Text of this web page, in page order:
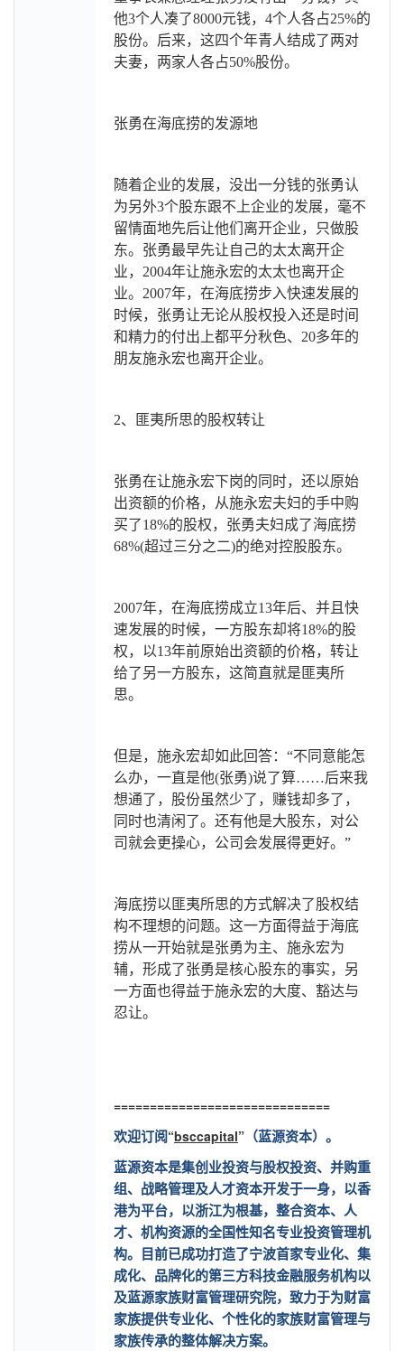
他3个人凑了8000元钱，4个人各占25%的
股份。后来，这四个年青人结成了两对
夫妻，两家人各占50%股份。
张勇在海底捞的发源地
随着企业的发展，没出一分钱的张勇认
为另外3个股东跟不上企业的发展，毫不
留情面地先后让他们离开企业，只做股
东。张勇最早先让自己的太太离开企
业，2004年让施永宏的太太也离开企
业。2007年，在海底捞步入快速发展的
时候，张勇让无论从股权投入还是时间
和精力的付出上都平分秋色、20多年的
朋友施永宏也离开企业。
2、匪夷所思的股权转让
张勇在让施永宏下岗的同时，还以原始
出资额的价格，从施永宏夫妇的手中购
买了18%的股权，张勇夫妇成了海底捞
68%(超过三分之二)的绝对控股股东。
2007年，在海底捞成立13年后、并且快
速发展的时候，一方股东却将18%的股
权，以13年前原始出资额的价格，转让
给了另一方股东，这简直就是匪夷所
思。
但是，施永宏却如此回答：“不同意能怎
么办，一直是他(张勇)说了算……后来我
想通了，股份虽然少了，赚钱却多了，
同时也清闲了。还有他是大股东，对公
司就会更操心，公司会发展得更好。”
海底捞以匪夷所思的方式解决了股权结
构不理想的问题。这一方面得益于海底
捞从一开始就是张勇为主、施永宏为
辅，形成了张勇是核心股东的事实，另
一方面也得益于施永宏的大度、豁达与
忍让。
==============================
欢迎订阅“bsccapital” （蓝源资本）。
蓝源资本是集创业投资与股权投资、并购重
组、战略管理及人才资本开发于一身，以香
港为平台，以浙江为根基，整合资本、人
才、机构资源的全国性知名专业投资管理机
构。目前已成功打造了宁波首家专业化、集
成化、品牌化的第三方科技金融服务机构以
及蓝源家族财富管理研究院，致力于为财富
家族提供专业化、个性化的家族财富管理与
家族传承的整体解决方案。